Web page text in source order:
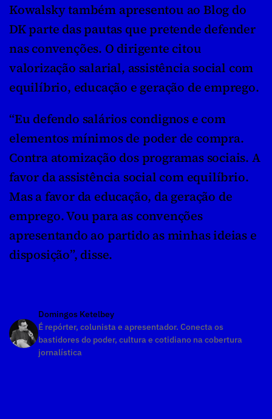
Kowalsky também apresentou ao Blog do
DK parte das pautas que pretende defender
nas convenções. O dirigente citou
valorização salarial, assistência social com
equilíbrio, educação e geração de emprego.
“Eu defendo salários condignos e com
elementos mínimos de poder de compra.
Contra atomização dos programas sociais. A
favor da assistência social com equilíbrio.
Mas a favor da educação, da geração de
emprego. Vou para as convenções
apresentando ao partido as minhas ideias e
disposição”, disse.
Domingos Ketelbey
É repórter, colunista e apresentador. Conecta os
bastidores do poder, cultura e cotidiano na cobertura
jornalística